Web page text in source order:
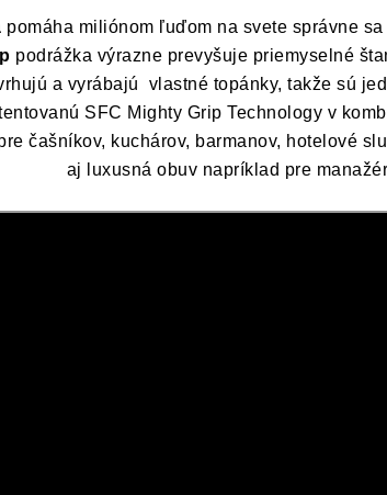
pomáha miliónom ľuďom na svete správne
podrážka výrazne prevyšuje priemyselné
a vyrábajú
vlastné topánky, takže sú
SFC Mighty Grip Technology v
čašníkov, kuchárov, barmanov, hotelové
aj luxusná obuv napríklad pre